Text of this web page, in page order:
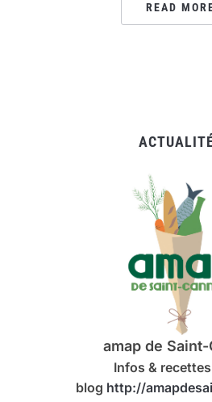
amap de Saint-
Infos &
blog http://
READ